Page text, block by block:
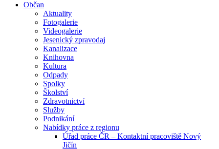
Občan
Aktuality
Fotogalerie
Videogalerie
Jesenický zpravodaj
Kanalizace
Knihovna
Kultura
Odpady
Spolky
Školství
Zdravotnictví
Služby
Podnikání
Nabídky práce z regionu
Úřad práce ČR – Kontaktní pracoviště Nový
Jičín